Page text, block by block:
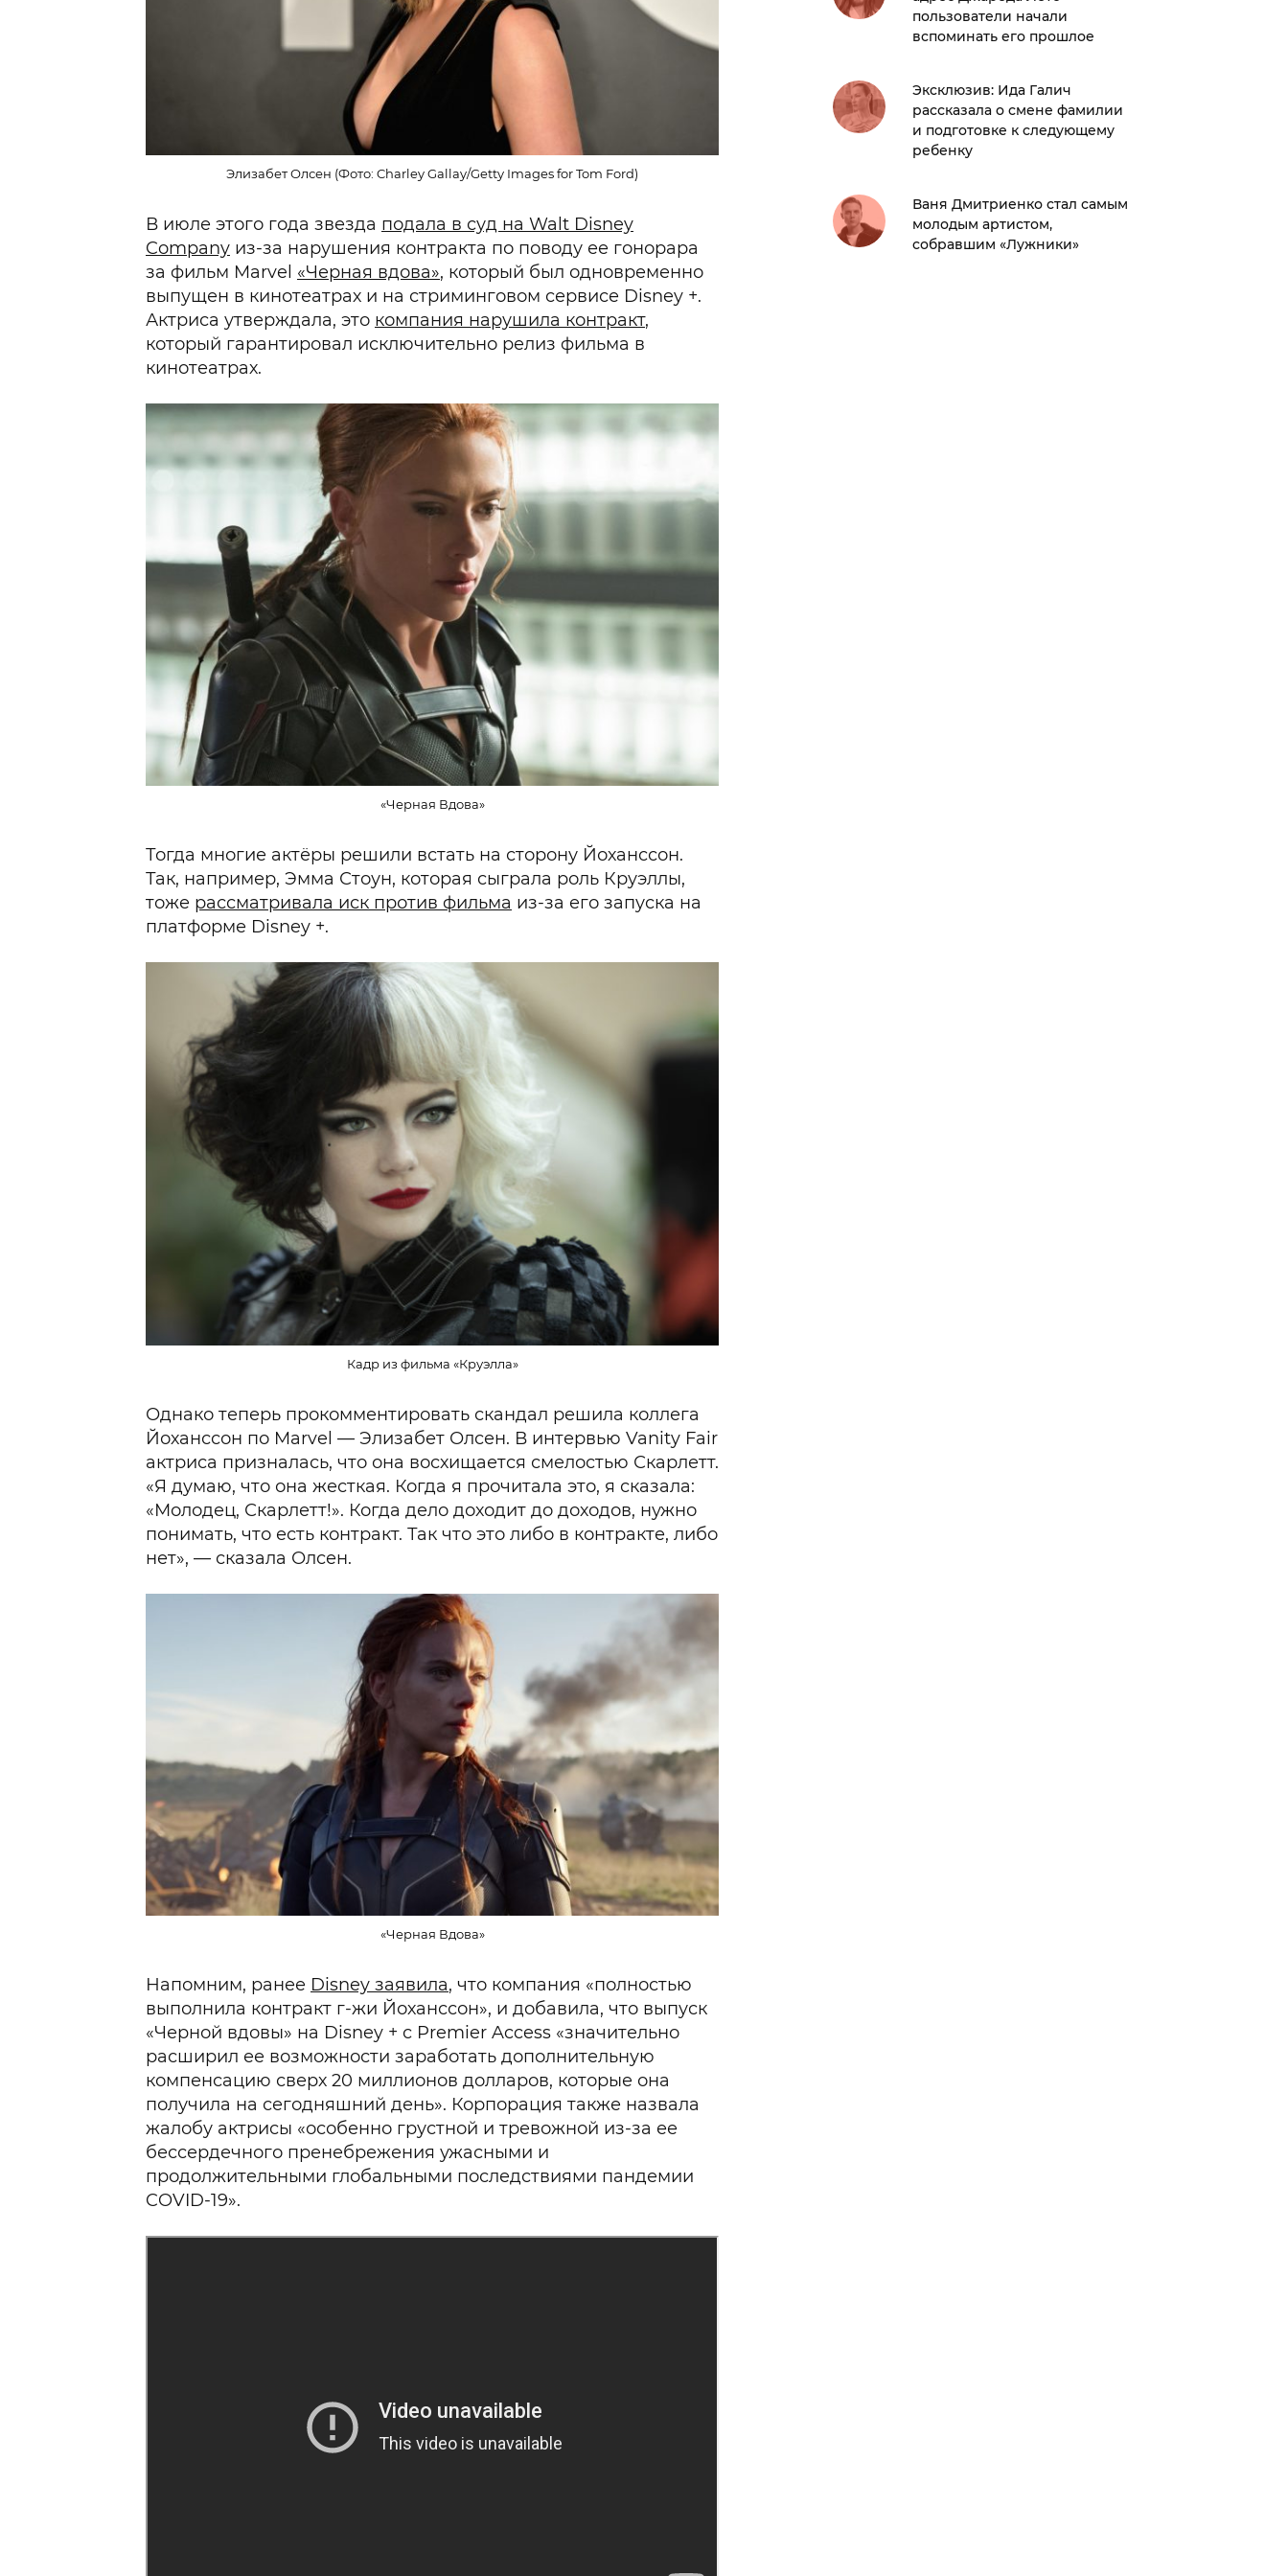
Элизабет Олсен (Фото: Charley Gallay/Getty Images for Tom Ford)
В июле этого года звезда подала в суд на Walt Disney
Company из-за нарушения контракта по поводу ее гонорара
за фильм Marvel «Черная вдова», который был одновременно
выпущен в кинотеатрах и на стриминговом сервисе Disney +.
Актриса утверждала, это компания нарушила контракт,
который гарантировал исключительно релиз фильма в
кинотеатрах.
«Черная Вдова»
Тогда многие актёры решили встать на сторону Йоханссон.
Так, например, Эмма Стоун, которая сыграла роль Круэллы,
тоже рассматривала иск против фильма из-за его запуска на
платформе Disney +.
Кадр из фильма «Круэлла»
Однако теперь прокомментировать скандал решила коллега
Йоханссон по Marvel — Элизабет Олсен. В интервью Vanity Fair
актриса призналась, что она восхищается смелостью Скарлетт.
«Я думаю, что она жесткая. Когда я прочитала это, я сказала:
«Молодец, Скарлетт!». Когда дело доходит до доходов, нужно
понимать, что есть контракт. Так что это либо в контракте, либо
нет», — сказала Олсен.
«Черная Вдова»
Напомним, ранее Disney заявила, что компания «полностью
выполнила контракт г-жи Йоханссон», и добавила, что выпуск
«Черной вдовы» на Disney + с Premier Access «значительно
расширил ее возможности заработать дополнительную
компенсацию сверх 20 миллионов долларов, которые она
получила на сегодняшний день». Корпорация также назвала
жалобу актрисы «особенно грустной и тревожной из-за ее
бессердечного пренебрежения ужасными и
продолжительными глобальными последствиями пандемии
COVID-19».
пользователи начали
вспоминать его прошлое
Эксклюзив: Ида Галич
рассказала о смене фамилии
и подготовке к следующему
ребенку
Ваня Дмитриенко стал самым
молодым артистом,
собравшим «Лужники»